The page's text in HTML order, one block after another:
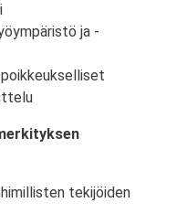
ja -
tekijöiden